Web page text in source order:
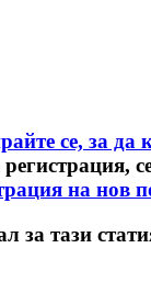
се, за да
на нов
за тази